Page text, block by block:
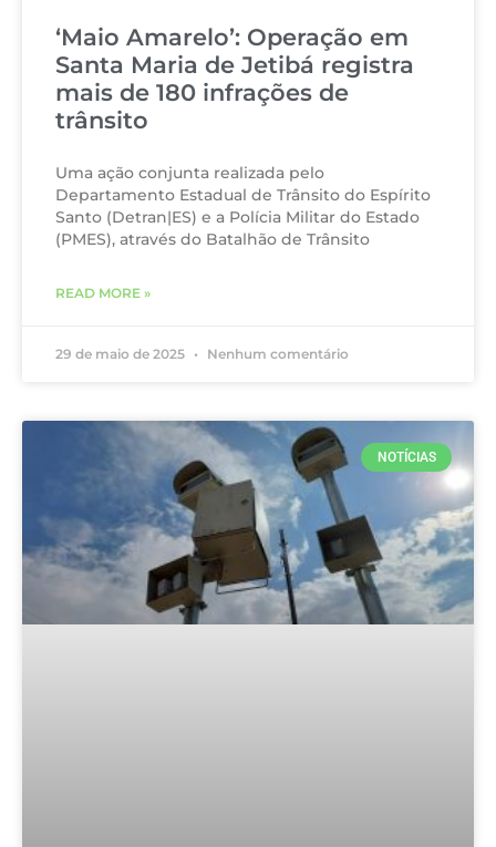
‘Maio Amarelo’: Operação em
Santa Maria de Jetibá registra
mais de 180 infrações de
trânsito
Uma ação conjunta realizada pelo
Departamento Estadual de Trânsito do Espírito
Santo (Detran|ES) e a Polícia Militar do Estado
(PMES), através do Batalhão de Trânsito
READ MORE »
29 de maio de 2025 Nenhum comentário
NOTÍCIAS